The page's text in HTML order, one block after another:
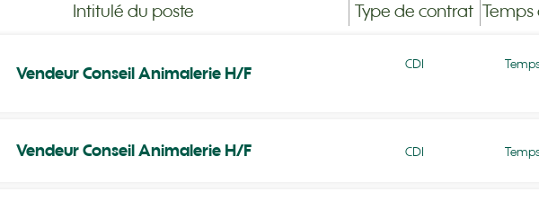
Intitulé du poste Type de contrat
Vendeur Conseil Animalerie H/F
CDI
Vendeur Conseil Animalerie H/F CDI